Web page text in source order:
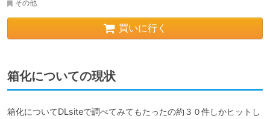
その他
買いに行く
箱化についての現状
箱化についてDLsiteで調べてみてもたったの約３０件しかヒットし